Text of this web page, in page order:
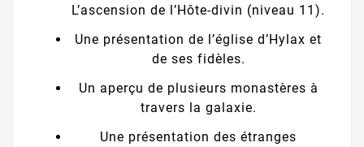
L’ascension de l’Hôte-divin (niveau 11).
Une présentation de l’église d’Hylax et
de ses fidèles.
Un aperçu de plusieurs monastères à
travers la galaxie.
Une présentation des étranges